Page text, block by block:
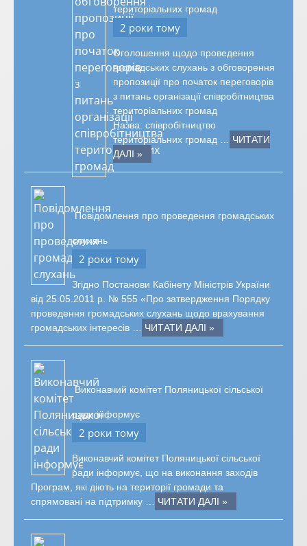
територіальних громад
2 роки тому
Оголошення щодо проведення
громадських слухань з обговорення
пропозиції про початок переговорів
з питань організації співробітництва
територіальних громад
Назва: співробітництво
територіальних громад …
ЧИТАТИ
ДАЛІ »
Повідомлення про проведення громадських
слухань
2 роки тому
Згідно Постанови Кабінету Міністрів України
від 25.05.2011 р. № 555 «Про затвердження Порядку
проведення громадських слухань щодо врахування
громадських інтересів …
ЧИТАТИ ДАЛІ »
Виконавчий комітет Поляницької сільської
ради інформує
2 роки тому
Виконавчий комітет Поляницької сільської
ради інформує, що на виконання заходів
Програм, які діють на території громади та
спрямовані на підтримку …
ЧИТАТИ ДАЛІ »